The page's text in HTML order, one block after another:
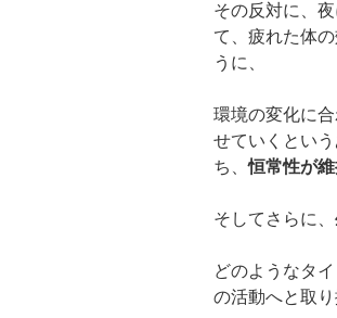
その反対に、
て、疲れた体
うに、
環境の変化に
せていくという
ち、恒常性が
そしてさらに、
どのようなタ
の活動へと取